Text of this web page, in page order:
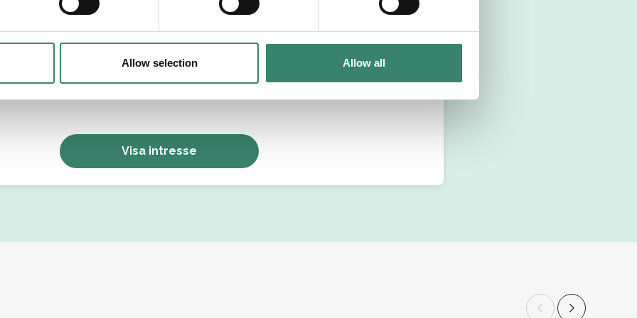
Allow selection Allow all
Jag godkänner Sverek’sanvändarvillkorochsekretesspolicy.
Visa intresse